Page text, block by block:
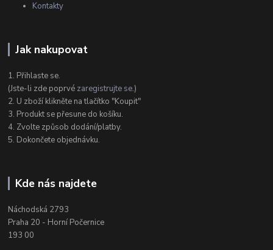
Kontakty
Jak nakupovat
1. Přihlaste se.
(Jste-li zde poprvé zaregistrujte se.)
2. U zboží klikněte na tlačítko "Koupit"
3. Produkt se přesune do košíku.
4. Zvolte způsob dodání/platby.
5. Dokončete objednávku.
Kde nás najdete
Náchodská 2793
Praha 20 - Horní Počernice
193 00